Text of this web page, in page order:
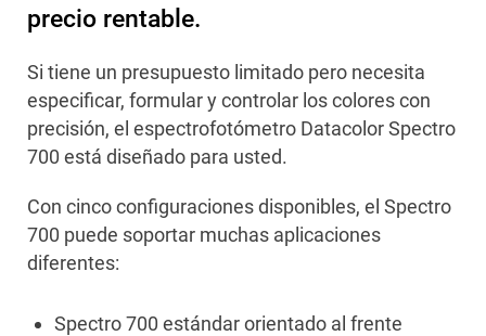
precio rentable.
Si tiene un presupuesto limitado pero necesita
especificar, formular y controlar los colores con
precisión, el espectrofotómetro Datacolor Spectro
700 está diseñado para usted.
Con cinco configuraciones disponibles, el Spectro
700 puede soportar muchas aplicaciones
diferentes:
Spectro 700 estándar orientado al frente